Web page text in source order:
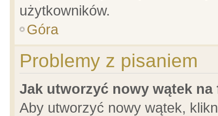
użytkowników.
Góra
Problemy z pisaniem
Jak utworzyć nowy wątek na
Aby utworzyć nowy wątek,